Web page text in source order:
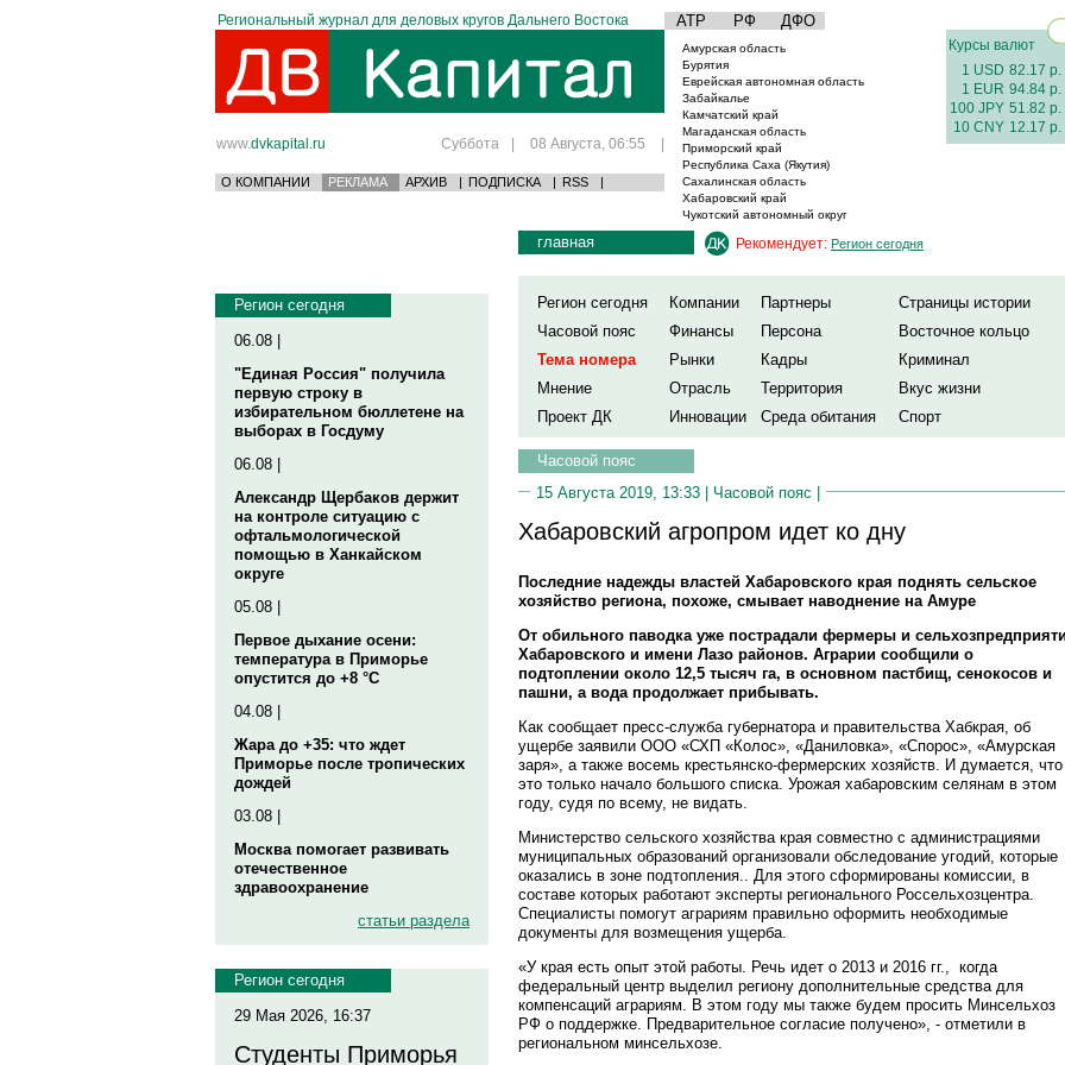
Региональный журнал для деловых кругов Дальнего Востока АТР РФ ДФО
www.dvkapital.ru Суббота | 08 Августа, 06:55 |
О КОМПАНИИ РЕКЛАМА АРХИВ | ПОДПИСКА | RSS |
Амурская область
Бурятия
Еврейская автономная область
Забайкалье
Камчатский край
Магаданская область
Приморский край
Республика Саха (Якутия)
Сахалинская область
Хабаровский край
Чукотский автономный округ
Курсы валют
1 USD 82.17 р.
1 EUR 94.84 р.
100 JPY 51.82 р.
10 CNY 12.17 р.
Регион сегодня
06.08 |
"Единая Россия" получила
первую строку в
избирательном бюллетене на
выборах в Госдуму
06.08 |
Александр Щербаков держит
на контроле ситуацию с
офтальмологической
помощью в Ханкайском
округе
05.08 |
Первое дыхание осени:
температура в Приморье
опустится до +8 °C
04.08 |
Жара до +35: что ждет
Приморье после тропических
дождей
03.08 |
Москва помогает развивать
отечественное
здравоохранение
статьи раздела
Регион сегодня
29 Мая 2026, 16:37
Студенты Приморья
главная Рекомендует: Регион сегодня
Регион сегодня Компании Партнеры
Страницы истории
Часовой пояс
Финансы Персона
Восточное кольцо
Тема номера
Рынки Кадры
Криминал
Мнение
Отрасль Территория
Вкус жизни
Проект ДК
Инновации Среда обитания Спорт
Часовой пояс
15 Августа 2019, 13:33 | Часовой пояс |
Хабаровский агропром идет ко дну
Последние надежды властей Хабаровского края поднять сельское
хозяйство региона, похоже, смывает наводнение на Амуре
От обильного паводка уже пострадали фермеры и
Хабаровского и имени Лазо районов. Аграрии сообщили о
подтоплении около 12,5 тысяч га, в основном пастбищ, сенокосов и
пашни, а вода продолжает прибывать.
Как сообщает пресс-служба губернатора и правительства Хабкрая, об
ущербе заявили ООО «СХП «Колос», «Даниловка», «Спорос», «Амурская
заря», а также восемь крестьянско-фермерских хозяйств. И думается, что
это только начало большого списка. Урожая хабаровским селянам в этом
году, судя по всему, не видать.
Министерство сельского хозяйства края совместно с администрациями
муниципальных образований организовали обследование угодий, которые
оказались в зоне подтопления.. Для этого сформированы комиссии, в
составе которых работают эксперты регионального Россельхозцентра.
Специалисты помогут аграриям правильно оформить необходимые
документы для возмещения ущерба.
«У края есть опыт этой работы. Речь идет о 2013 и 2016 гг., когда
федеральный центр выделил региону дополнительные средства для
компенсаций аграриям. В этом году мы также будем просить Минсельхоз
РФ о поддержке. Предварительное согласие получено», - отметили в
региональном минсельхозе.